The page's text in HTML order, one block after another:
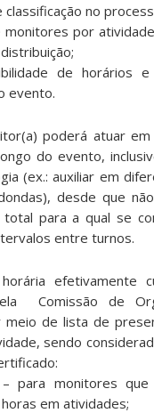
classificação no
por
de horários e
evento.
poderá atuar
do evento,
(ex.: auxiliar em
desde que
total para a qual se
entre turnos.
efetivamente
Comissão de
de lista de
sendo
para monitores que
em atividades;